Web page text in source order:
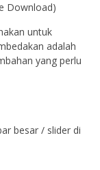
Download)
untuk
adalah
yang perlu
besar / slider di